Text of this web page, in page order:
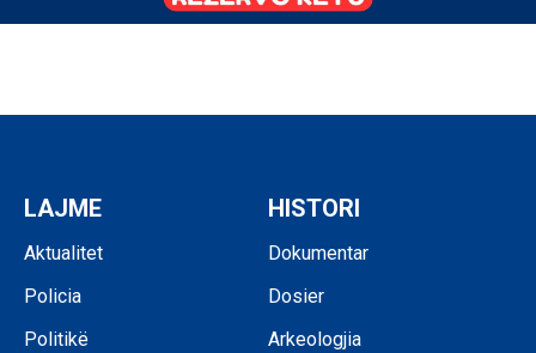
LAJME
Aktualitet
Policia
Politikë
HISTORI
Dokumentar
Dosier
Arkeologjia